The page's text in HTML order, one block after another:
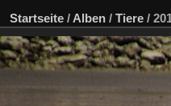
Startseite / Alben / Tiere /